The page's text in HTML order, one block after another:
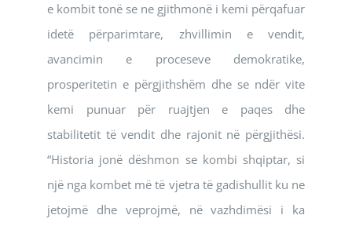
e kombit tonë se ne gjithmonë i kemi përqafuar
idetë përparimtare, zhvillimin e vendit,
avancimin e proceseve demokratike,
prosperitetin e përgjithshëm dhe se ndër vite
kemi punuar për ruajtjen e paqes dhe
stabilitetit të vendit dhe rajonit në përgjithësi.
“Historia jonë dëshmon se kombi shqiptar, si
një nga kombet më të vjetra të gadishullit ku ne
jetojmë dhe veprojmë, në vazhdimësi i ka